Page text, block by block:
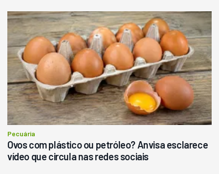
Usado
Pá Carregadeira Cat 966
Ano 1987
Londrina
R$ 145.000
Consultar
Pecuária
Ovos com plástico ou petróleo? Anvisa esclarece
vídeo que circula nas redes sociais